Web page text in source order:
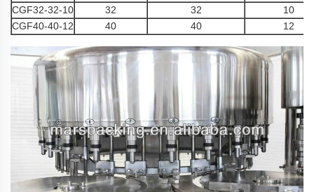
CGF32-32-10
32 32
10
CGF40-40-12
40 40 12